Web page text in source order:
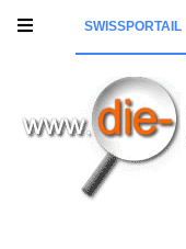
SWISSPORTAIL